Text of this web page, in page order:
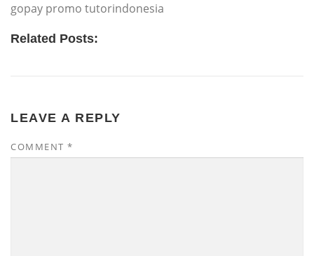
gopay promo tutorindonesia
Related Posts:
LEAVE A REPLY
COMMENT *